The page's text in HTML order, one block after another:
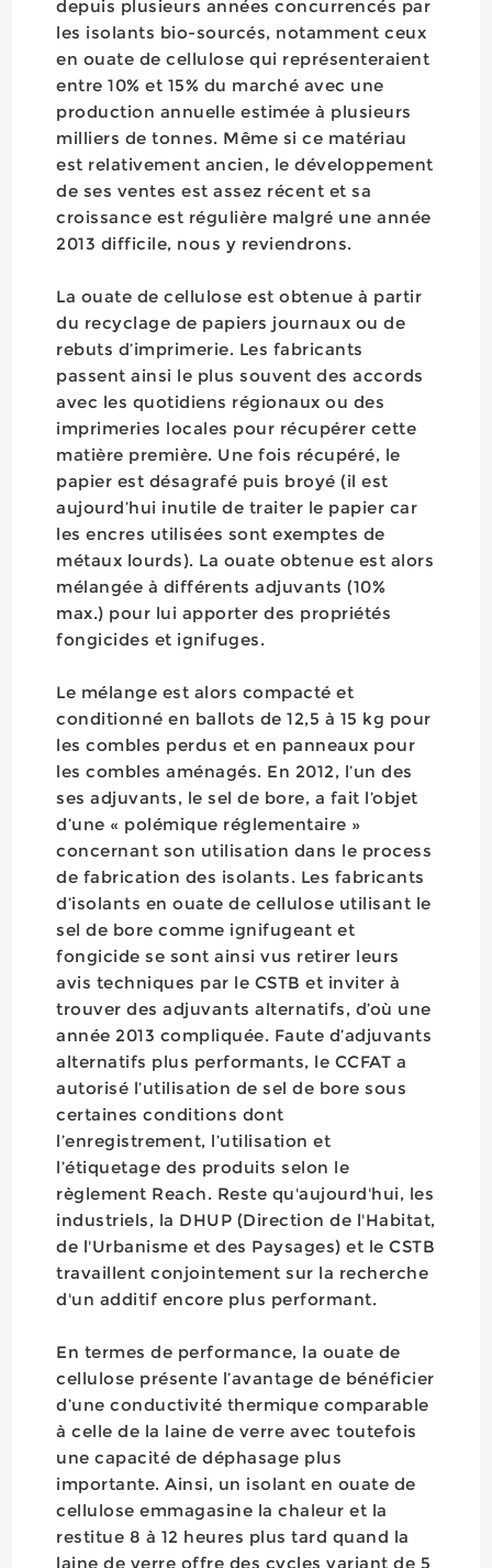
depuis plusieurs années concurrencés par
les isolants bio-sourcés, notamment ceux
en ouate de cellulose qui représenteraient
entre 10% et 15% du marché avec une
production annuelle estimée à plusieurs
milliers de tonnes. Même si ce matériau
est relativement ancien, le développement
de ses ventes est assez récent et sa
croissance est régulière malgré une année
2013 difficile, nous y reviendrons.
La ouate de cellulose est obtenue à partir
du recyclage de papiers journaux ou de
rebuts d’imprimerie. Les fabricants
passent ainsi le plus souvent des accords
avec les quotidiens régionaux ou des
imprimeries locales pour récupérer cette
matière première. Une fois récupéré, le
papier est désagrafé puis broyé (il est
aujourd’hui inutile de traiter le papier car
les encres utilisées sont exemptes de
métaux lourds). La ouate obtenue est alors
mélangée à différents adjuvants (10%
max.) pour lui apporter des propriétés
fongicides et ignifuges.
Le mélange est alors compacté et
conditionné en ballots de 12,5 à 15 kg pour
les combles perdus et en panneaux pour
les combles aménagés. En 2012, l’un des
ses adjuvants, le sel de bore, a fait l’objet
d’une « polémique réglementaire »
concernant son utilisation dans le process
de fabrication des isolants. Les fabricants
d’isolants en ouate de cellulose utilisant le
sel de bore comme ignifugeant et
fongicide se sont ainsi vus retirer leurs
avis techniques par le CSTB et inviter à
trouver des adjuvants alternatifs, d’où une
année 2013 compliquée. Faute d’adjuvants
alternatifs plus performants, le CCFAT a
autorisé l’utilisation de sel de bore sous
certaines conditions dont
l’enregistrement, l’utilisation et
l’étiquetage des produits selon le
règlement Reach. Reste qu'aujourd'hui, les
industriels, la DHUP (Direction de l'Habitat,
de l'Urbanisme et des Paysages) et le CSTB
travaillent conjointement sur la recherche
d'un additif encore plus performant.
En termes de performance, la ouate de
cellulose présente l’avantage de bénéficier
d’une conductivité thermique comparable
à celle de la laine de verre avec toutefois
une capacité de déphasage plus
importante. Ainsi, un isolant en ouate de
cellulose emmagasine la chaleur et la
restitue 8 à 12 heures plus tard quand la
laine de verre offre des cycles variant de 5